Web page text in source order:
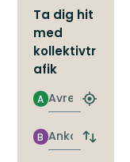
Ta dig hit
med
kollektivtr
afik
Avresa
A
Hitta
Ankomst
B
Byt